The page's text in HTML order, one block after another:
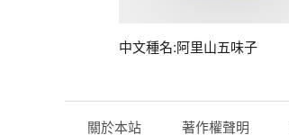
中文種名:阿里山五味子
關於本站 著作權聲明